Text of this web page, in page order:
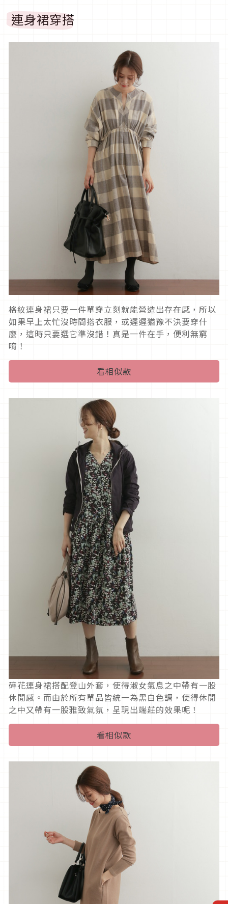
連身裙穿搭
格紋連身裙只要一件單穿立刻就能營造出存在感，所以
如果早上太忙沒時間搭衣服，或遲遲猶豫不決要穿什
麼，這時只要選它準沒錯！真是一件在手，便利無窮
唷！
看相似款
碎花連身裙搭配登山外套，使得淑女氣息之中帶有一股
休閒感。而由於所有單品皆統一為黑白色調，使得休閒
之中又帶有一股雅致氣氛，呈現出端莊的效果呢！
看相似款